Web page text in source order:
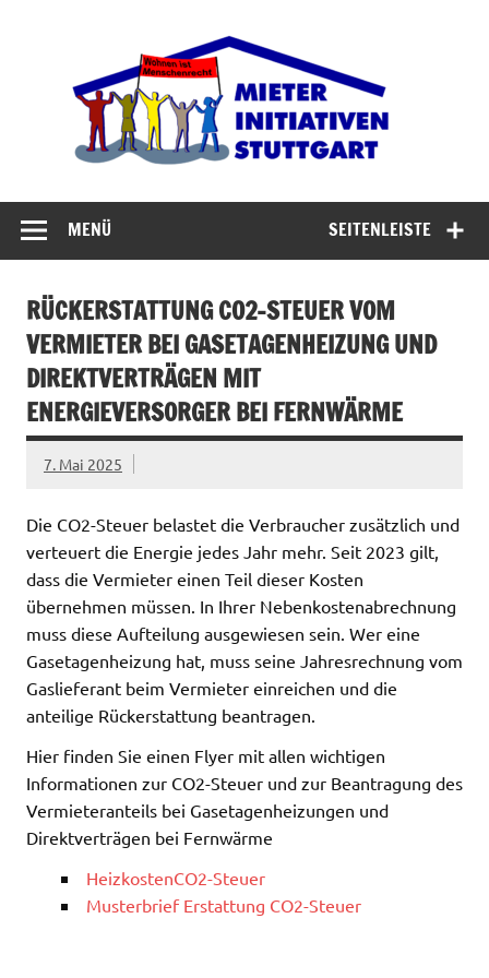
verteidigen
SEITENLEISTE
MENÜ
RÜCKERSTATTUNG CO2-STEUER VOM
VERMIETER BEI GASETAGENHEIZUNG UND
DIREKTVERTRÄGEN MIT
ENERGIEVERSORGER BEI FERNWÄRME
7. Mai 2025
Die CO2-Steuer belastet die Verbraucher zusätzlich und
verteuert die Energie jedes Jahr mehr. Seit 2023 gilt,
dass die Vermieter einen Teil dieser Kosten
übernehmen müssen. In Ihrer Nebenkostenabrechnung
muss diese Aufteilung ausgewiesen sein. Wer eine
Gasetagenheizung hat, muss seine Jahresrechnung vom
Gaslieferant beim Vermieter einreichen und die
anteilige Rückerstattung beantragen.
Hier finden Sie einen Flyer mit allen wichtigen
Informationen zur CO2-Steuer und zur Beantragung des
Vermieteranteils bei Gasetagenheizungen und
Direktverträgen bei Fernwärme
HeizkostenCO2-Steuer
Musterbrief Erstattung CO2-Steuer